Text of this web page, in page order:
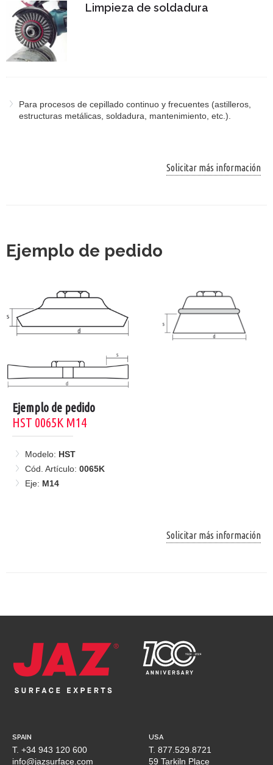
Limpieza de soldadura
Para procesos de cepillado continuo y frecuentes (astilleros,
estructuras metálicas, soldadura, mantenimiento, etc.).
Solicitar más información
Ejemplo de pedido
Ejemplo de pedido
HST 0065K M14
Modelo: HST
Cód. Artículo: 0065K
Eje: M14
Solicitar más información
SPAIN
T. +34 943 120 600
info@jazsurface.com
USA
T. 877.529.8721
59 Tarkiln Place